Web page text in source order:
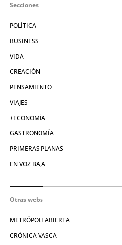
Secciones
POLÍTICA
BUSINESS
VIDA
CREACIÓN
PENSAMIENTO
VIAJES
+ECONOMÍA
GASTRONOMÍA
PRIMERAS PLANAS
EN VOZ BAJA
Otras webs
METRÓPOLI ABIERTA
CRÓNICA VASCA